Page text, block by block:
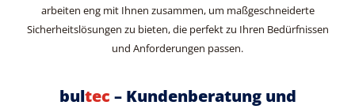
arbeiten eng mit Ihnen zusammen, um maßgeschneiderte
Sicherheitslösungen zu bieten, die perfekt zu Ihren Bedürfnissen
und Anforderungen passen.
bultec – Kundenberatung und